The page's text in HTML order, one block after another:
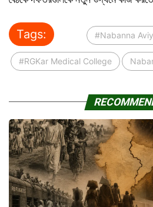
Tags: #Nabanna
#RGKar Medical College